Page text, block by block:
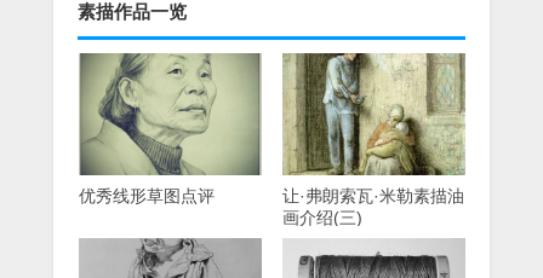
素描作品一览
优秀线形草图点评
让·弗朗索瓦·米勒素描油
画介绍(三)